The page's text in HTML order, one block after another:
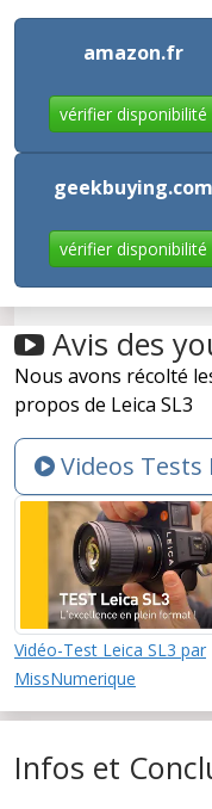
amazon.fr
vérifier disponibilité
geekbuying.com
vérifier disponibilité
Avis des
Nous avons récolté
propos de Leica SL3
Videos Tests
Vidéo-Test Leica SL3 par
MissNumerique
Infos et